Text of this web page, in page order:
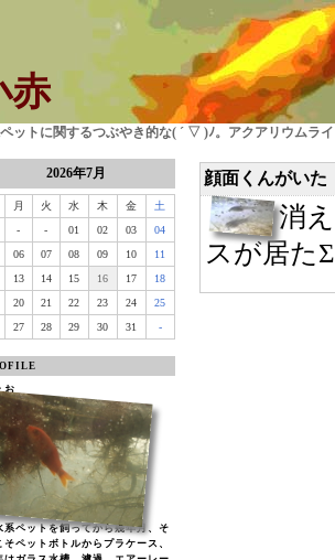
赤
ットに関するつぶやき的な( ´ ▽ )ﾉ。アクアリウムラ
2026年7月
月 火 水 木 金
土
- - 01 02 03
04
06 07 08 09 10
11
13 14 15 16 17
18
20 21 22 23 24
25
27 28 29 30 31 -
お
系ペットを飼ってから幾年月、そ
そペットボトルからプラケース、
顔面くんがいた
消
スが居た